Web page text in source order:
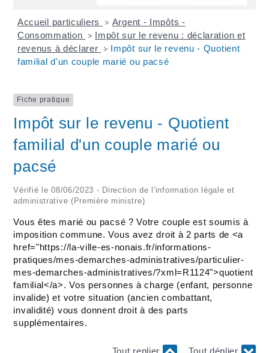
Accueil particuliers > Argent - Impôts -
Consommation
> Impôt sur le revenu : déclaration et
revenus à déclarer
> Impôt sur le revenu - Quotient
familial d'un couple marié ou pacsé
Fiche pratique
Impôt sur le revenu - Quotient
familial d'un couple marié ou
pacsé
Vérifié le 08/06/2023 - Direction de l'information légale et
administrative (Première ministre)
Vous êtes marié ou pacsé ? Votre couple est soumis à
imposition commune. Vous avez droit à 2 parts de <a
href="https://la-ville-es-nonais.fr/informations-
pratiques/mes-demarches-administratives/particulier-
mes-demarches-administratives/?xml=R1124">quotient
familial</a>. Vos personnes à charge (enfant, personne
invalide) et votre situation (ancien combattant,
invalidité) vous donnent droit à des parts
supplémentaires.
Tout replier Tout déplier